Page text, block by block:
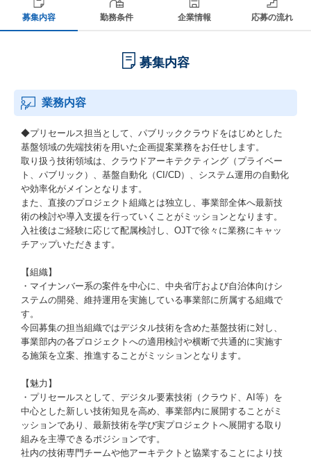
募集内容 勤務条件 企業情報 応募の流れ
募集内容
業務内容
◆プリセールス担当として、パブリッククラウドをはじめとした
基盤領域の先端技術を用いた企画提案業務をお任せします。
取り扱う技術領域は、クラウドアーキテクティング（プライベー
ト、パブリック）、基盤自動化（CI/CD）、システム運用の自動化
や効率化がメインとなります。
また、直接のプロジェクト組織とは独立し、事業部全体へ最新技
術の検討や導入支援を行っていくことがミッションとなります。
入社後はご経験に応じて配属検討し、OJTで徐々に業務にキャッ
チアップいただきます。
【組織】
・マイナンバー系の案件を中心に、中央省庁および自治体向けシ
ステムの開発、維持運用を実施している事業部に所属する組織で
す。
今回募集の担当組織ではデジタル技術を含めた基盤技術に対し、
事業部内の各プロジェクトへの適用検討や横断で共通的に実施す
る施策を立案、推進することがミッションとなります。
【魅力】
・プリセールスとして、デジタル要素技術（クラウド、AI等）を
中心とした新しい技術知見を高め、事業部内に展開することがミ
ッションであり、最新技術を学び実プロジェクトへ展開する取り
組みを主導できるポジションです。
社内の技術専門チームや他アーキテクトと協業することにより技